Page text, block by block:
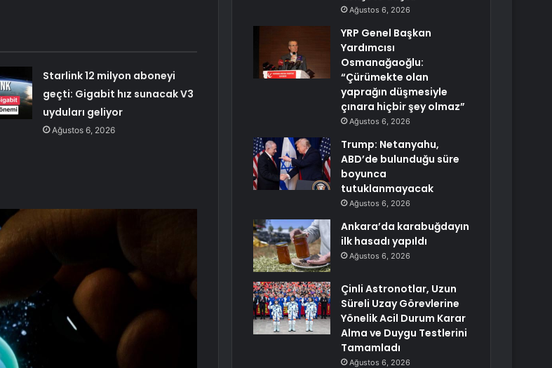
Starlink 12 milyon aboneyi
geçti: Gigabit hız sunacak V3
uyduları geliyor
Ağustos 6, 2026
Ağustos 6, 2026
YRP Genel Başkan
Yardımcısı
Osmanağaoğlu:
“Çürümekte olan
yaprağın düşmesiyle
çınara hiçbir şey olmaz”
Ağustos 6, 2026
Trump: Netanyahu,
ABD’de bulunduğu süre
boyunca
tutuklanmayacak
Ağustos 6, 2026
Ankara’da karabuğdayın
ilk hasadı yapıldı
Ağustos 6, 2026
Çinli Astronotlar, Uzun
Süreli Uzay Görevlerine
Yönelik Acil Durum Karar
Alma ve Duygu Testlerini
Tamamladı
Ağustos 6, 2026